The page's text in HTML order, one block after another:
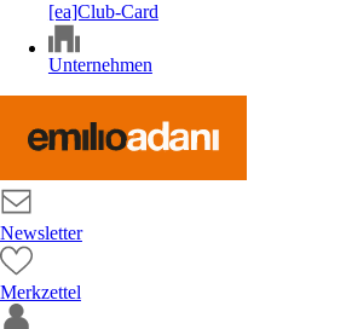
[ea]Club-Card
Unternehmen
Newsletter
Merkzettel